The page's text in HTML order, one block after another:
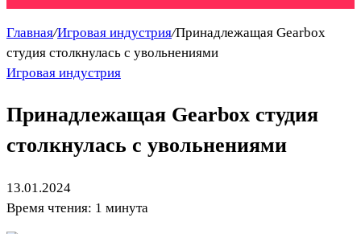
Главная/Игровая индустрия/Принадлежащая Gearbox
студия столкнулась с увольнениями
Игровая индустрия
Принадлежащая Gearbox студия
столкнулась с увольнениями
13.01.2024
Время чтения: 1 минута